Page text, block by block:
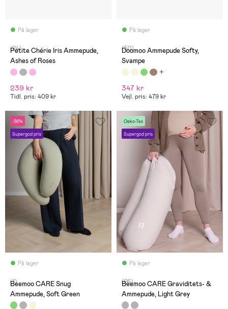
På lager
(24)
Petite Chérie Iris Ammepude,
Ashes of Roses
239 kr
Tidl. pris: 409 kr
På lager
(50)
Doomoo Ammepude Softy,
Svampe
347 kr
Vejl. pris: 479 kr
-36%
Supergod pris
På lager
(1)
Beemoo CARE Snug
Ammepude, Soft Green
Oeko-Tex
Supergod pris
På lager
(26)
Beemoo CARE Graviditets- &
Ammepude, Light Grey